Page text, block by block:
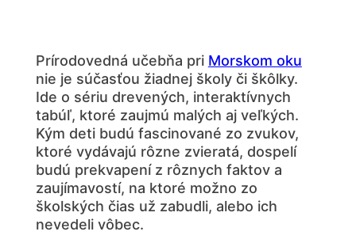
Prírodovedná učebňa pri Morskom oku
nie je súčasťou žiadnej školy či škôlky.
Ide o sériu drevených, interaktívnych
tabúľ, ktoré zaujmú malých aj veľkých.
Kým deti budú fascinované zo zvukov,
ktoré vydávajú rôzne zvieratá, dospelí
budú prekvapení z rôznych faktov a
zaujímavostí, na ktoré možno zo
školských čias už zabudli, alebo ich
nevedeli vôbec.